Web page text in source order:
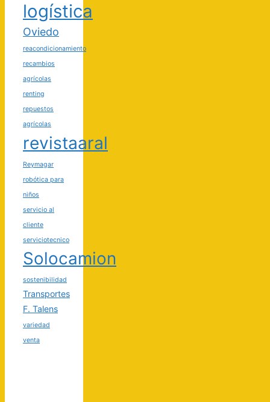
logística
Oviedo
reacondicionamiento
recambios
agrícolas
renting
repuestos
agrícolas
revistaaral
Reymagar
robótica para
niños
servicio al
cliente
serviciotecnico
Solocamion
sostenibilidad
Transportes
F. Talens
variedad
venta